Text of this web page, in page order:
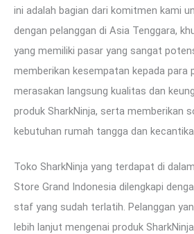
ini adalah bagian dari komitmen kami
dengan pelanggan di Asia Tenggara,
yang memiliki pasar yang sangat
memberikan kesempatan kepada para
merasakan langsung kualitas dan
produk SharkNinja, serta memberikan
kebutuhan rumah tangga dan
Toko SharkNinja yang terdapat di
Store Grand Indonesia dilengkapi
staf yang sudah terlatih. Pelanggan
lebih lanjut mengenai produk